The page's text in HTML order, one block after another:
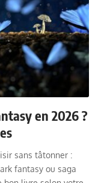
en 2026 ?
sans tâtonner :
fantasy ou saga